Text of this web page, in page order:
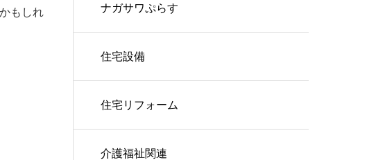
もしれ
ナガサワぷらす
住宅設備
住宅リフォーム
介護福祉関連